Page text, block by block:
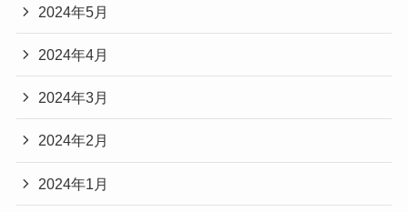
2024年5月
2024年4月
2024年3月
2024年2月
2024年1月